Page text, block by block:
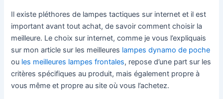
Il existe pléthores de lampes tactiques sur internet et il est
important avant tout achat, de savoir comment choisir la
meilleure. Le choix sur internet, comme je vous l’expliquais
sur mon article sur les meilleures lampes dynamo de poche
ou les meilleures lampes frontales, repose d’une part sur les
critères spécifiques au produit, mais également propre à
vous même et propre au site où vous l’achetez.